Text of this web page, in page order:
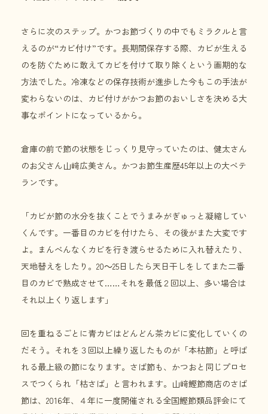
さらに次のステップ。かつお節づくりの中でもミラクルと言
えるのが“カビ付け”です。長期間保存する際、カビが生える
のを防ぐために敢えてカビを付けて取り除くという画期的な
方法でした。冷凍などの保存技術が進歩した今もこの手法が
変わらないのは、カビ付けがかつお節のおいしさを決める大
事なポイントになっているから。
倉庫の前で節の状態をじっくり見守っていたのは、健太さん
のお父さん山﨑広美さん。かつお節生産歴45年以上の大ベテ
ランです。
「カビが節の水分を抜くことでうまみがぎゅっと凝縮してい
くんです。一番目のカビを付けたら、その後がまた大変です
よ。まんべんなくカビを行き渡らせるために入れ替えたり、
天地替えをしたり。20～25日したら天日干しをしてまた二番
目のカビで熟成させて……それを最低２回以上、多い場合は
それ以上くり返します」
回を重ねるごとに青カビはどんどん茶カビに変化していくの
だそう。それを３回以上繰り返したものが「本枯節」と呼ば
れる最上級の節になります。さば節も、かつおと同じプロセ
スでつくられ「枯さば」と言われます。山﨑鰹節商店のさば
節は、2016年、４年に一度開催される全国鰹節類品評会にて